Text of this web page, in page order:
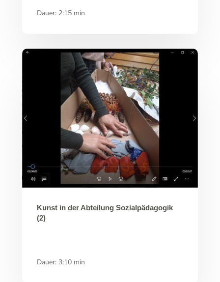
Dauer: 2:15 min
Kunst in der Abteilung Sozialpädagogik
(2)
Dauer: 3:10 min